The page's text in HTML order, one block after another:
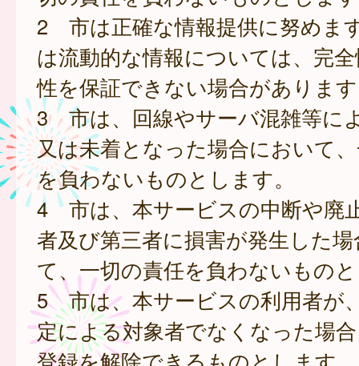
2 市は正確な情報提供に努めま
は流動的な情報については、完
性を保証できない場合がありま
3 市は、回線やサーバ混雑等に
又は未着となった場合において
を負わないものとします。
4 市は、本サービスの中断や廃
者及び第三者に損害が発生した
て、一切の責任を負わないもの
5 市は、本サービスの利用者が
定による対象者でなくなった場